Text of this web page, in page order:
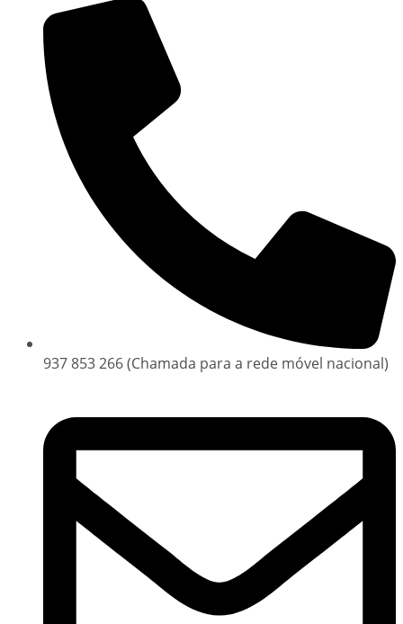
937 853 266 (Chamada para a rede móvel nacional)